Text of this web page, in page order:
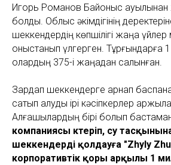
Игорь Романов Байқоныс ауылынан
болды. Облыс әкімдігінің
шеккендердің көпшілігі жаңа
қоныстанып үлгерген. Тұрғындарға
олардың 375-і жаңадан салынған.
Зардап шеккендерге арнап
сатып алуды ірі кәсіпкерлер
Алғашқылардың бірі болып
компаниясы көтеріп, су
шеккендерді қолдауға "Zhyly
корпоративтік қоры арқылы 1